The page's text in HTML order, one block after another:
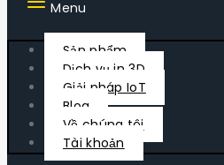
Menu
Sản phẩm
Dịch vụ in 3D
Giải pháp IoT
Blog
Về chúng tôi
Tài khoản